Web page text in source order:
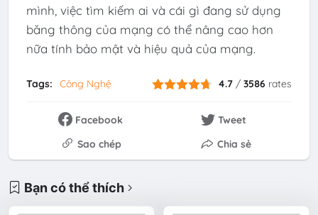
mình, việc tìm kiếm ai và cái gì đang sử dụng
băng thông của mạng có thể nâng cao hơn
nữa tính bảo mật và hiệu quả của mạng.
Tags: Công Nghệ 4.7 /3586 rates
Facebook
Tweet
Sao chép
Chia sẻ
Bạn có thể thích